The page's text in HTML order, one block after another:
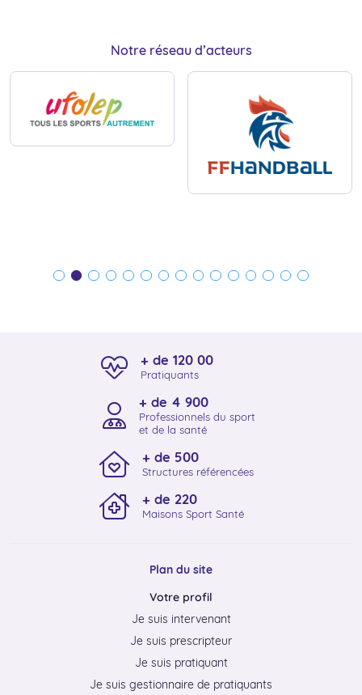
Notre réseau d’acteurs
+ de 120 00
Pratiquants
+ de 4 900
Professionnels du sport
et de la santé
+ de 500
Structures référencées
+ de 220
Maisons Sport Santé
Plan du site
Votre profil
Je suis intervenant
Je suis prescripteur
Je suis pratiquant
Je suis gestionnaire de pratiquants